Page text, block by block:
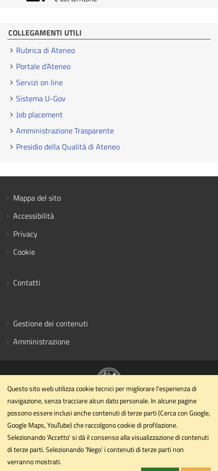
COLLEGAMENTI UTILI
Rubrica di Ateneo
Portale d’Ateneo
Servizi on line
Sistema U-Gov
Job placement
Amministrazione Trasparente
Presidio della Qualità di Ateneo
Mappa del sito
Accessibilità
Privacy
Cookie
Contatti
Gestione dei contenuti
Amministrazione
Dipartimento di Ingegneria civile ed ambientale
Università degli Studi di Perugia
Via G. Duranti - Perugia
Email
dipartimento.ing1@unipg.it
PEC
Questo sito web utilizza cookie tecnici per migliorare l'esperienza di
navigazione, senza tracciare alcun dato personale. In alcune pagine
possono essere inclusi anche contenuti di terze parti (Cerca con Google,
Google Maps, YouTube) che raccolgono cookie di profilazione.
Selezionando 'Accetto' si dà il consenso alla visualizzazione di contenuti
di terze parti. Selezionando 'Nego' i contenuti di terze parti non
verranno mostrati.